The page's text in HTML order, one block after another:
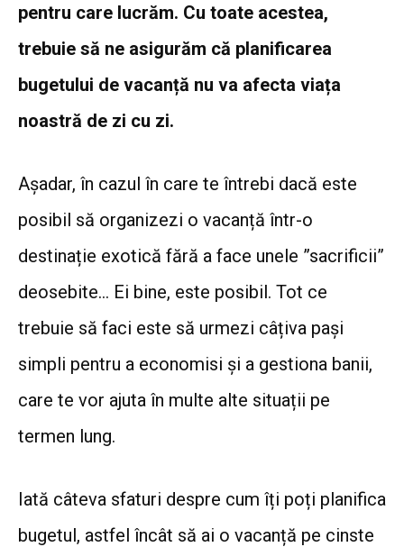
pentru care lucrăm. Cu toate acestea,
trebuie să ne asigurăm că planificarea
bugetului de vacanță nu va afecta viața
noastră de zi cu zi.
Așadar, în cazul în care te întrebi dacă este
posibil să organizezi o vacanță într-o
destinație exotică fără a face unele ”sacrificii”
deosebite… Ei bine, este posibil. Tot ce
trebuie să faci este să urmezi câțiva pași
simpli pentru a economisi și a gestiona banii,
care te vor ajuta în multe alte situații pe
termen lung.
Iată câteva sfaturi despre cum îți poți planifica
bugetul, astfel încât să ai o vacanță pe cinste